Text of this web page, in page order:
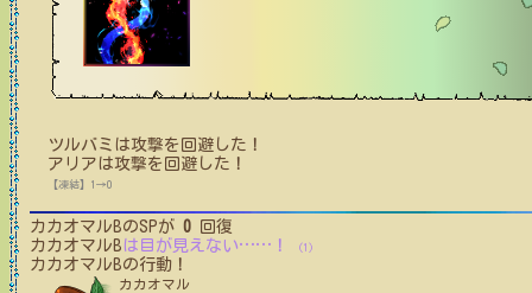
ツルバミ は攻撃を回避した！
アリアは攻撃を回避した！
【凍結】1→0
カカオマルBのSPが 0 回復
カカオマルB は目が見えない…… ！ (1)
カカオマルBの行動！
カカオマル